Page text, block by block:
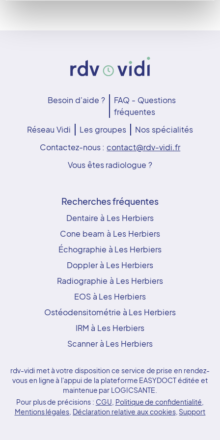
Besoin d'aide ?
FAQ - Questions
fréquentes
Réseau Vidi
Les groupes
Nos spécialités
Contactez-nous : contact@rdv-vidi.fr
Vous êtes radiologue ?
Recherches fréquentes
Dentaire à Les Herbiers
Cone beam à Les Herbiers
Échographie à Les Herbiers
Doppler à Les Herbiers
Radiographie à Les Herbiers
EOS à Les Herbiers
Ostéodensitométrie à Les Herbiers
IRM à Les Herbiers
Scanner à Les Herbiers
rdv-vidi met à votre disposition ce service de prise en rendez-
vous en ligne à l'appui de la plateforme EASYDOCT éditée et
maintenue par LOGICSANTE.
Pour plus de précisions : CGU Politique de confidentialité
Mentions légales Déclaration relative aux cookies, Support